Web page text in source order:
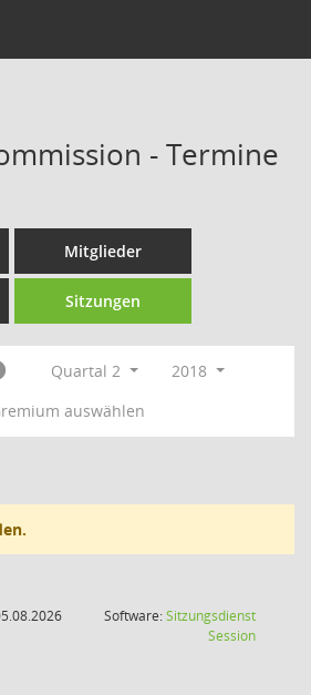
- Termine
Mitglieder
Sitzungen
Quartal 2
2018
auswählen
Software:Sitzungsdienst
Session(Wird in